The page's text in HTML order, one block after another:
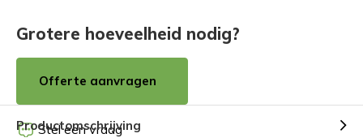
Grotere hoeveelheid nodig?
Offerte aanvragen
Stel een vraag
Productomschrijving